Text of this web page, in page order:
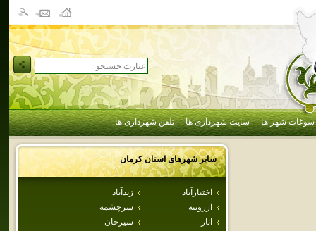
سوغات شهر ها سایت شهرداری ها تلفن شهرداری ها
سایر شهرهای استانكرمان
اختيارآباد
زيدآباد
ارزوييه
سرچشمه
انار
سيرجان